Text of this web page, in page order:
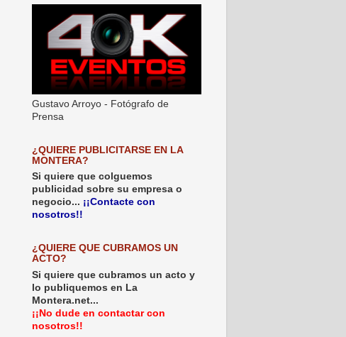
Gustavo Arroyo - Fotógrafo de
Prensa
¿QUIERE PUBLICITARSE EN LA
MONTERA?
Si quiere que colguemos
publicidad sobre su empresa o
negocio... ¡¡Contacte con
nosotros!!
¿QUIERE QUE CUBRAMOS UN
ACTO?
Si quiere que cubramos un acto y
lo publiquemos en La
Montera.net...
¡¡No dude en contactar con
nosotros!!